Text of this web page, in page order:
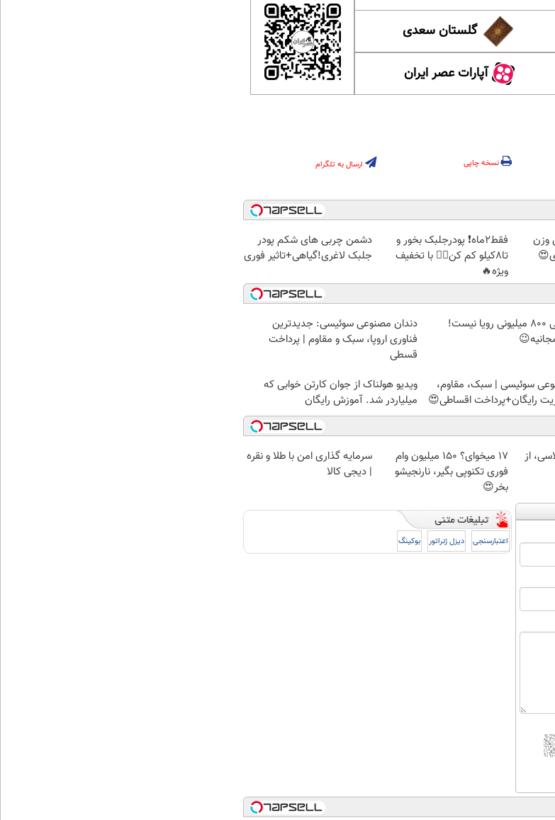
گلستان سعدی
آپارات عصر ایران
نسخه چاپی ارسال به تلگرام
وزن
فقط2ماه❗ پودرجلبک بخور و
تا8کیلو کم کن👌🏻 با تخفیف
ویژه🔥
دشمن چربی های شکم پودر
جلبک لاغری!گیاهی+تاثیر فوری
درآمد ماهی 800 میلیونی رویا نیست!
دندان مصنوعی سوئیسی: جدیدترین
فناوری اروپا، سبک و مقاوم | پرداخت
قسطی
سوئیسی | سبک، مقاوم،
رایگان+پرداخت اقساطی😍
ویدیو هولناک از جوان کارتن خوابی که
میلیاردر شد. آموزش رایگان
از
17 میخوای؟ 150 میلیون وام
فوری تکنوپی بگیر، نارنجیشو
بخر😍
سرمایه گذاری امن با طلا و نقره
| دیجی کالا
اعتبارسنجی دیزل ژنراتور بوکینگ